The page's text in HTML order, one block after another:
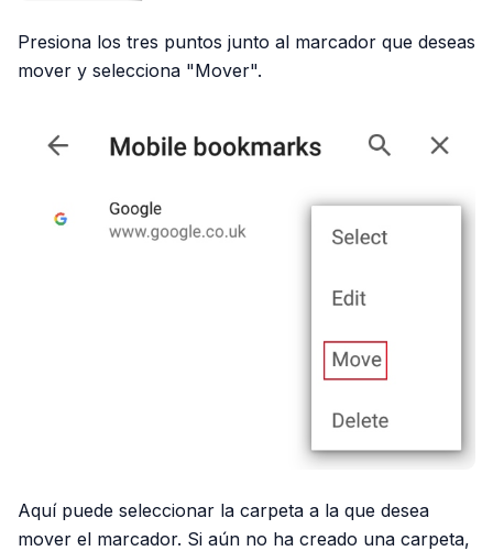
Presiona los tres puntos junto al marcador que deseas
mover y selecciona "Mover".
Aquí puede seleccionar la carpeta a la que desea
mover el marcador. Si aún no ha creado una carpeta,